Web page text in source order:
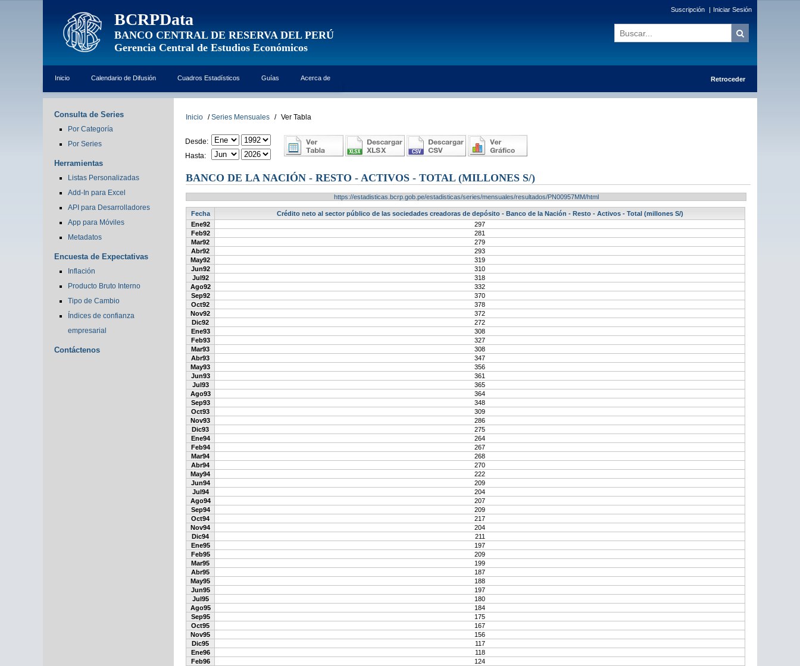
BCRPData
BANCO CENTRAL DE RESERVA DEL PERÚ
Gerencia Central de Estudios Económicos
Suscripción | Iniciar Sesión
Inicio Calendario de Difusión Cuadros Estadísticos Guías Acerca de Retroceder
Consulta de Series
Por Categoría
Por Series
Herramientas
Listas Personalizadas
Add-In para Excel
API para Desarrolladores
App para Móviles
Metadatos
Encuesta de Expectativas
Inflación
Producto Bruto Interno
Tipo de Cambio
Índices de confianza
empresarial
Contáctenos
Inicio / Series Mensuales / Ver Tabla
Desde:
Hasta:
BANCO DE LA NACIÓN - RESTO - ACTIVOS - TOTAL (MILLONES S/)
https://estadisticas.bcrp.gob.pe/estadisticas/series/mensuales/resultados/PN00957MM/html
Fecha
Crédito neto al sector público de las sociedades creadoras de depósito - Banco de la Nación - Resto - Activos - Total (millones S/)
Ene92
297
Feb92
281
Mar92
279
Abr92
293
May92
319
Jun92
310
Jul92
318
Ago92
332
Sep92
370
Oct92
378
Nov92
372
Dic92
272
Ene93
308
Feb93
327
Mar93
308
Abr93
347
May93
356
Jun93
361
Jul93
365
Ago93
364
Sep93
348
Oct93
309
Nov93
286
Dic93
275
Ene94
264
Feb94
267
Mar94
268
Abr94
270
May94
222
Jun94
209
Jul94
204
Ago94
207
Sep94
209
Oct94
217
Nov94
204
Dic94
211
Ene95
197
Feb95
209
Mar95
199
Abr95
187
May95
188
Jun95
197
Jul95
180
Ago95
184
Sep95
175
Oct95
167
Nov95
156
Dic95
117
Ene96
118
Feb96
124